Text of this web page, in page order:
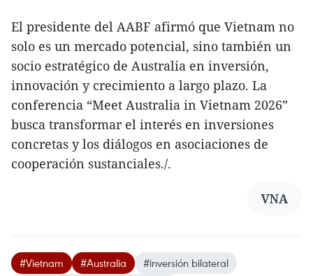
El presidente del AABF afirmó que Vietnam no
solo es un mercado potencial, sino también un
socio estratégico de Australia en inversión,
innovación y crecimiento a largo plazo. La
conferencia “Meet Australia in Vietnam 2026”
busca transformar el interés en inversiones
concretas y los diálogos en asociaciones de
cooperación sustanciales./.
VNA
#Vietnam #Australia
#inversión bilateral